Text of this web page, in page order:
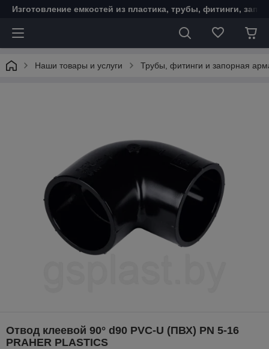
Изготовление емкостей из пластика, трубы, фитинги,
Наши товары и услуги Трубы, фитинги и запорная
Отвод клеевой 90° d90 PVC-U (ПВХ) PN 5-16
PRAHER PLASTICS